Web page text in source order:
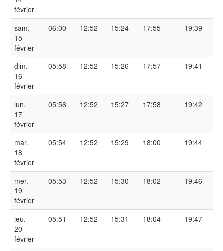
février
sam.
15
février
06:00 12:52 15:24 17:55 19:39
dim.
16
février
05:58 12:52 15:26 17:57 19:41
lun.
17
février
05:56 12:52 15:27 17:58 19:42
mar.
18
février
05:54 12:52 15:29 18:00 19:44
mer.
19
février
05:53 12:52 15:30 18:02 19:46
jeu.
20
février
05:51 12:52 15:31 18:04 19:47